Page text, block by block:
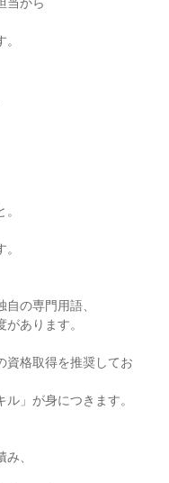
の専門用語、
あります。
資格取得を推奨してお
」が身につきます。
、